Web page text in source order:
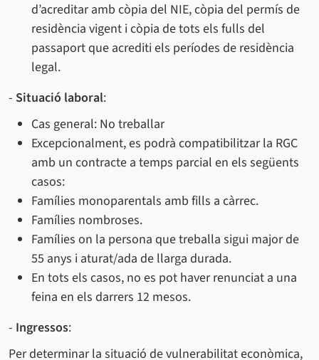
d’acreditar amb còpia del NIE, còpia del permís de
residència vigent i còpia de tots els fulls del
passaport que acrediti els períodes de residència
legal.
- Situació laboral:
Cas general: No treballar
Excepcionalment, es podrà compatibilitzar la RGC
amb un contracte a temps parcial en els següents
casos:
Famílies monoparentals amb fills a càrrec.
Famílies nombroses.
Famílies on la persona que treballa sigui major de
55 anys i aturat/ada de llarga durada.
En tots els casos, no es pot haver renunciat a una
feina en els darrers 12 mesos.
- Ingressos:
Per determinar la situació de vulnerabilitat econòmica,